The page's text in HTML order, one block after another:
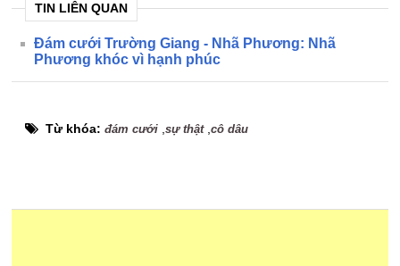
TIN LIÊN QUAN
Đám cưới Trường Giang - Nhã Phương: Nhã
Phương khóc vì hạnh phúc
Từ khóa:đám cưới ,sự thật,cô dâu